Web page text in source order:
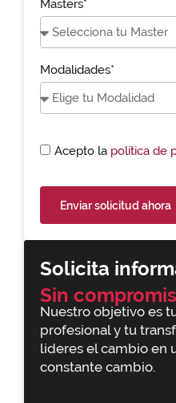
Solicita
Sin
Nuestro objetivo es
profesional y tu
lideres el cambio en
constante cambio.
Masters*
Modalidades*
Acepto la política de
Enviar solicitud ahora